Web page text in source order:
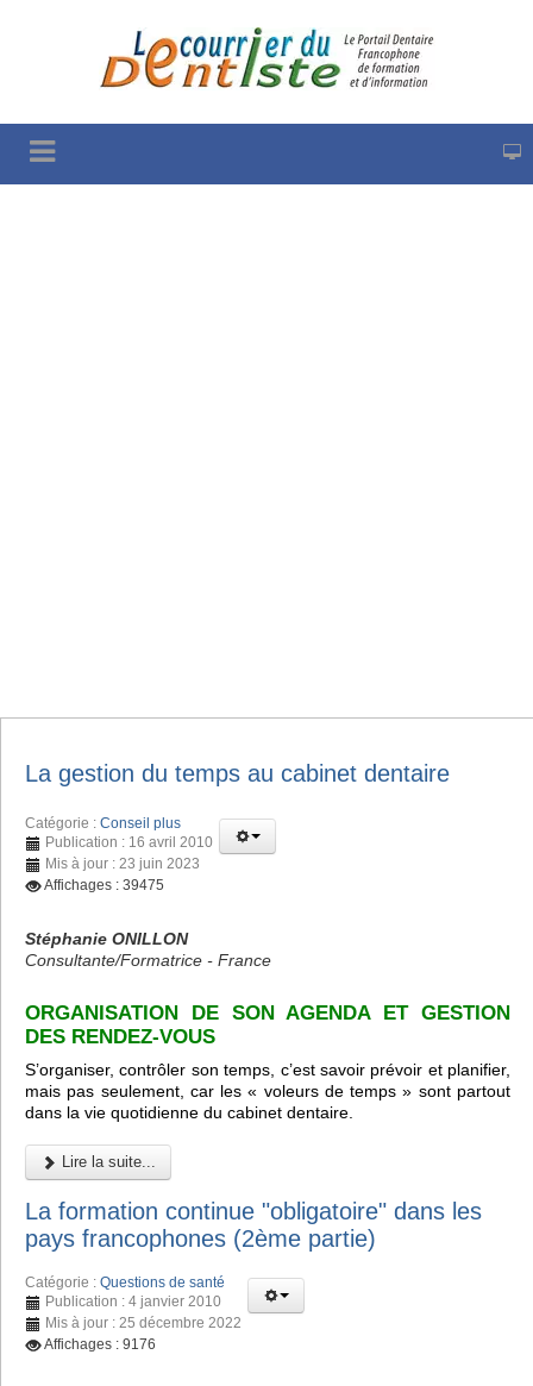
La gestion du temps au cabinet dentaire
Catégorie : Conseil plus
Publication : 16 avril 2010
Mis à jour : 23 juin 2023
Affichages : 39475
Stéphanie ONILLON
Consultante/Formatrice - France
ORGANISATION DE SON AGENDA ET GESTION
DES RENDEZ-VOUS
S’organiser, contrôler son temps, c’est savoir prévoir et planifier,
mais pas seulement, car les « voleurs de temps » sont partout
dans la vie quotidienne du cabinet dentaire.
Lire la suite...
La formation continue "obligatoire" dans les
pays francophones (2ème partie)
Catégorie : Questions de santé
Publication : 4 janvier 2010
Mis à jour : 25 décembre 2022
Affichages : 9176